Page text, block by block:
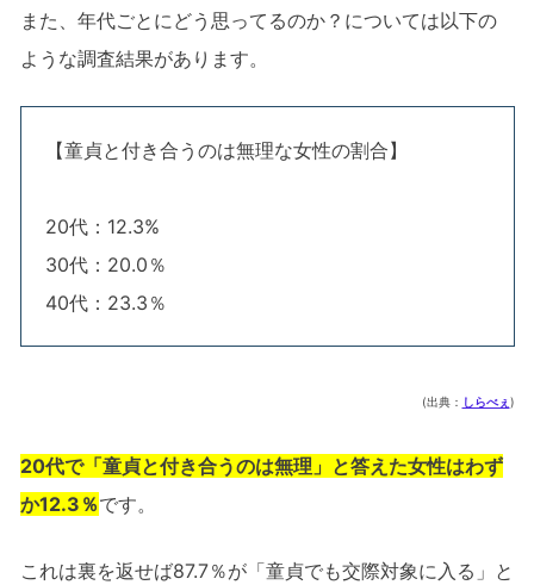
また、年代ごとにどう思ってるのか？については以下の
ような調査結果があります。
【童貞と付き合うのは無理な女性の割合】
20代：12.3%
30代：20.0％
40代：23.3％
(出典： しらべぇ)
20代で「童貞と付き合うのは無理」と答えた女性はわず
か12.3％です。
これは裏を返せば87.7％が「童貞でも交際対象に入る」と